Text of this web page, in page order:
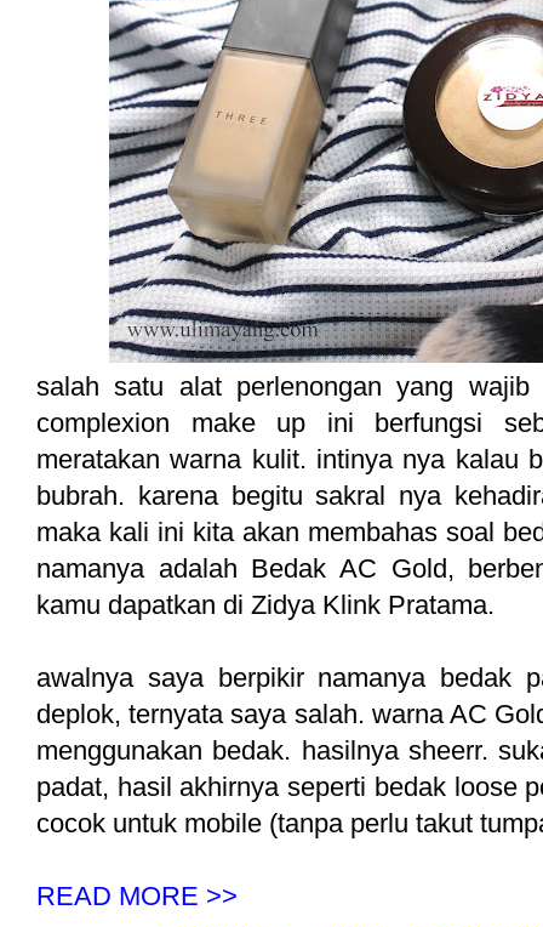
salah satu alat perlenongan yang
complexion make up ini berfungsi
meratakan warna kulit. intinya nya kalau
bubrah. karena begitu sakral nya
maka kali ini kita akan membahas soal
namanya adalah Bedak AC Gold,
kamu dapatkan di Zidya Klink Pratama.
awalnya saya berpikir namanya bedak
deplok, ternyata saya salah. warna AC
menggunakan bedak. hasilnya sheerr.
padat, hasil akhirnya seperti bedak loose
cocok untuk mobile (tanpa perlu takut
READ MORE >>